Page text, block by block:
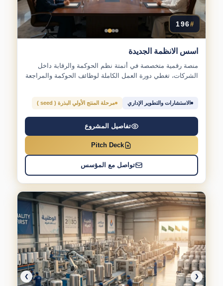
#
196
اسس الانظمة الجديدة
منصة رقمية متخصصة في أتمتة نظم الحوكمة والرقابة داخل
الشركات، تغطي دورة العمل الكاملة لوظائف الحوكمة والمراجعة
الاستشارات والتطوير الإداري مرحلة المنتج الأولي البذرة ( seed )
تفاصيل المشروع
Pitch Deck
تواصل مع المؤسس
❮
❯